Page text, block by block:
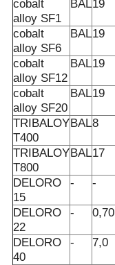
cobalt
alloy SF1
BAL19
cobalt
alloy SF6
BAL19
cobalt
alloy SF12
BAL19
cobalt
alloy SF20
BAL19
TRIBALOY
T400
BAL8
TRIBALOY
T800
BAL17
DELORO
15
- -
DELORO
22
- 0,70
DELORO
40
- 7,0